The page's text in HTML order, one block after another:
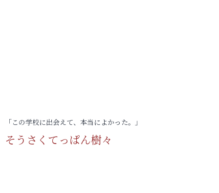
「この学校に出会えて、本当によかった。」
そうさくてっぱん樹々